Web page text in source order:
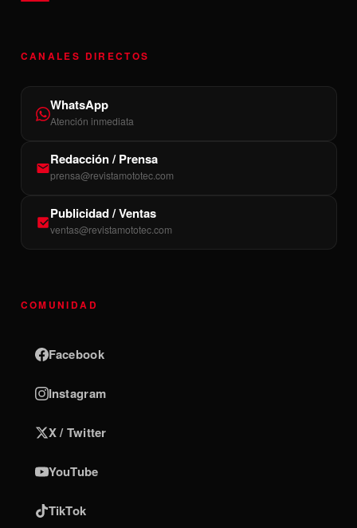
CANALES DIRECTOS
WhatsApp
Atención inmediata
Redacción / Prensa
prensa@revistamototec.com
Publicidad / Ventas
ventas@revistamototec.com
COMUNIDAD
Facebook
Instagram
X / Twitter
YouTube
TikTok